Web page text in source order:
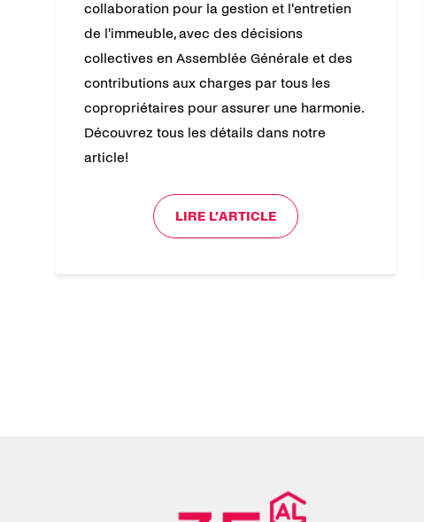
collaboration pour la gestion et l'entretien
de l'immeuble, avec des décisions
collectives en Assemblée Générale et des
contributions aux charges par tous les
copropriétaires pour assurer une harmonie.
Découvrez tous les détails dans notre
article!
LIRE L’ARTICLE